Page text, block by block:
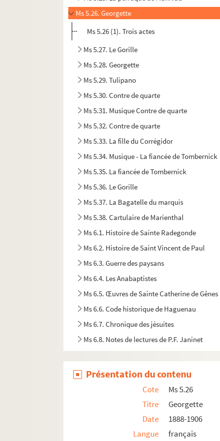
Ms 5.26. Georgette
Ms 5.26 (1). Trois actes
Ms 5.27. Le Gorille
Ms 5.28. Georgette
Ms 5.29. Tulipano
Ms 5.30. Contre de quarte
Ms 5.31. Musique Contre de quarte
Ms 5.32. Contre de quarte
Ms 5.33. La fille du Corrégidor
Ms 5.34. Musique - La fiancée de Tombernick
Ms 5.35. La fiancée de Tombernick
Ms 5.36. Le Gorille
Ms 5.37. La Bagatelle du marquis
Ms 5.38. Cartulaire de Marienthal
Ms 6.1. Histoire de Sainte Radegonde
Ms 6.2. Histoire de Saint Vincent de Paul
Ms 6.3. Guerre des paysans
Ms 6.4. Les Anabaptistes
Ms 6.5. Œuvres de Sainte Catherine de Gênes
Ms 6.6. Code historique de Haguenau
Ms 6.7. Chronique des jésuites
Ms 6.8. Notes de lectures de P.F. Janinet
Ms 6.10. Manuel de Dioptrique
Ms 6.11. Notes diverses de Maximilien de
Ms 6.12. Observations archéologiques
Ms 6.13. Hexenwahn und Hexenprozesse in
Ms 6.14. Cahier de musique de Eugène
Présentation du contenu
Cote
Ms 5.26
Titre
Georgette
Date
1888-1906
Langue
français